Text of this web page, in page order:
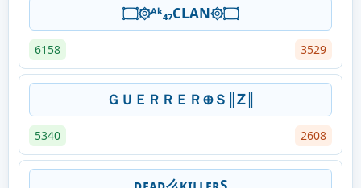
۝۞ᴬᵏ₄₇CLAN۞۝
6158 3529
ＧＵＥＲＲＥＲ⊕Ｓ║Ꮓ║
5340 2608